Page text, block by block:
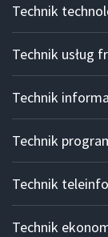
Technik
Technik usług
Technik
Technik
Technik
Technik